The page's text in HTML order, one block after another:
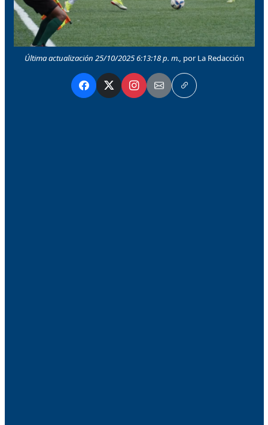
Última actualización 25/10/2025 6:13:18 p. m., por La Redacción